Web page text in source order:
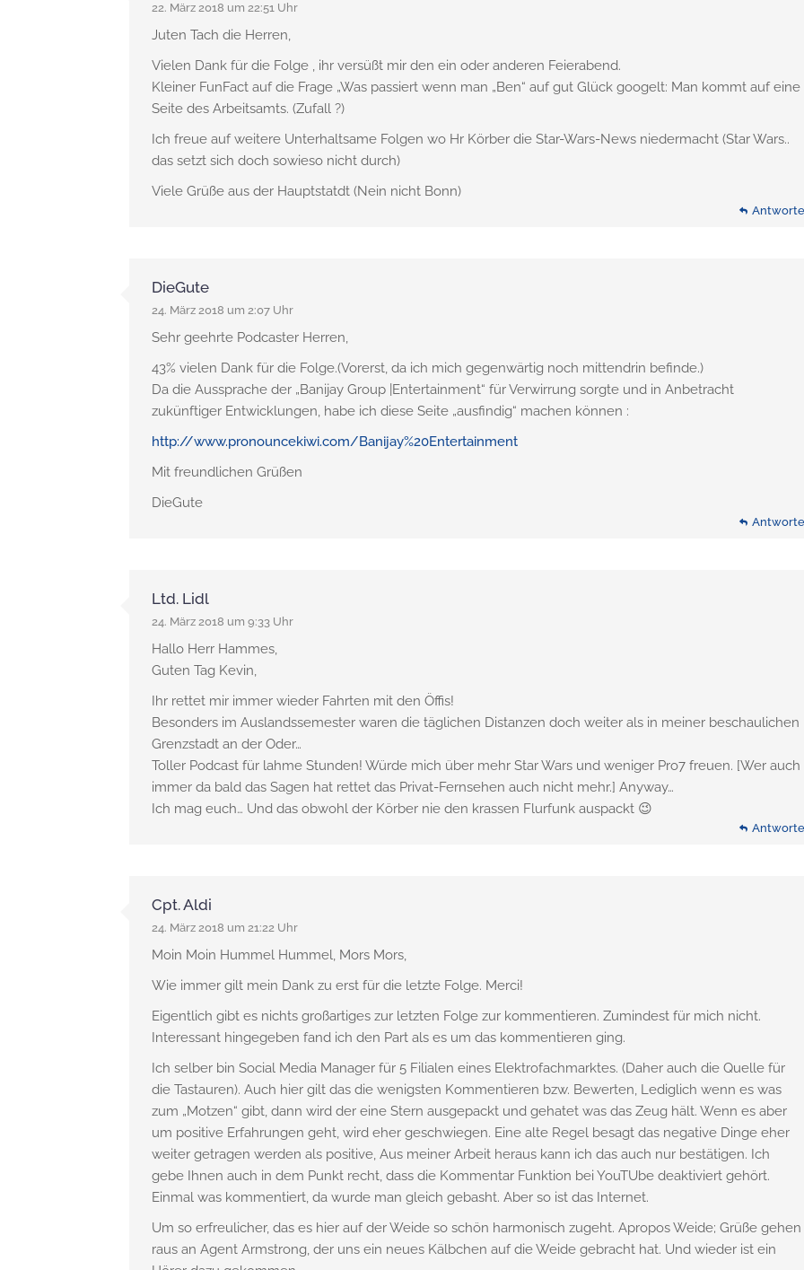
22. März 2018 um 22:51 Uhr
Juten Tach die Herren,
Vielen Dank für die Folge , ihr versüßt mir den ein oder anderen Feierabend.
Kleiner FunFact auf die Frage „Was passiert wenn man „Ben“ auf gut Glück googelt: Man kommt auf eine
Seite des Arbeitsamts. (Zufall ?)
Ich freue auf weitere Unterhaltsame Folgen wo Hr Körber die Star-Wars-News niedermacht (Star Wars..
das setzt sich doch sowieso nicht durch)
Viele Grüße aus der Hauptstatdt (Nein nicht Bonn)
DieGute
24. März 2018 um 2:07 Uhr
Sehr geehrte Podcaster Herren,
43% vielen Dank für die Folge.(Vorerst, da ich mich gegenwärtig noch mittendrin befinde.)
Da die Aussprache der „Banijay Group |Entertainment“ für Verwirrung sorgte und in Anbetracht
zukünftiger Entwicklungen, habe ich diese Seite „ausfindig“ machen können :
http://www.pronouncekiwi.com/Banijay%20Entertainment
Mit freundlichen Grüßen
DieGute
Ltd. Lidl
24. März 2018 um 9:33 Uhr
Hallo Herr Hammes,
Guten Tag Kevin,
Ihr rettet mir immer wieder Fahrten mit den Öffis!
Besonders im Auslandssemester waren die täglichen Distanzen doch weiter als in meiner beschaulichen
Grenzstadt an der Oder…
Toller Podcast für lahme Stunden! Würde mich über mehr Star Wars und weniger Pro7 freuen. [Wer auch
immer da bald das Sagen hat rettet das Privat-Fernsehen auch nicht mehr.] Anyway…
Ich mag euch… Und das obwohl der Körber nie den krassen Flurfunk auspackt 😉
Cpt. Aldi
24. März 2018 um 21:22 Uhr
Moin Moin Hummel Hummel, Mors Mors,
Wie immer gilt mein Dank zu erst für die letzte Folge. Merci!
Eigentlich gibt es nichts großartiges zur letzten Folge zur kommentieren. Zumindest für mich nicht.
Interessant hingegeben fand ich den Part als es um das kommentieren ging.
Ich selber bin Social Media Manager für 5 Filialen eines Elektrofachmarktes. (Daher auch die Quelle für
die Tastauren). Auch hier gilt das die wenigsten Kommentieren bzw. Bewerten, Lediglich wenn es was
zum „Motzen“ gibt, dann wird der eine Stern ausgepackt und gehatet was das Zeug hält. Wenn es aber
um positive Erfahrungen geht, wird eher geschwiegen. Eine alte Regel besagt das negative Dinge eher
weiter getragen werden als positive, Aus meiner Arbeit heraus kann ich das auch nur bestätigen. Ich
gebe Ihnen auch in dem Punkt recht, dass die Kommentar Funktion bei YouTUbe deaktiviert gehört.
Einmal was kommentiert, da wurde man gleich gebasht. Aber so ist das Internet.
Um so erfreulicher, das es hier auf der Weide so schön harmonisch zugeht. Apropos Weide; Grüße gehen
raus an Agent Armstrong, der uns ein neues Kälbchen auf die Weide gebracht hat. Und wieder ist ein